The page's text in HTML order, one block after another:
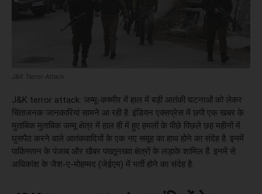
J&K Terror Attack
J&K terror attack: जम्मू-कश्मीर में हाल में बड़ी आतंकी घटनाओं को लेकर
चिंताजनक जानकारियां सामने आ रही है. इंडियन एक्सप्रेस में छपी एक खबर के
मुताबिक मुताबिक जम्मू क्षेत्र में हाल ही में हुए हमलों के पीछे पिछले छह महीनों में
घुसपैठ करने वाले आतंकवादियों के एक नए समूह का हाथ होने का संदेह है. इनमें
पाकिस्तान के पंजाब और खैबर पख्तूनख्वा क्षेत्रों के लड़ाके शामिल हैं. इनमें से
अधिकांश के जैश-ए-मोहम्मद (जेईएम) में भर्ती होने का संदेह है.